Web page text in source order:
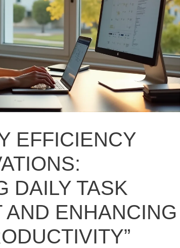
EFFICIENCY
DAILY TASK
AND ENHANCING